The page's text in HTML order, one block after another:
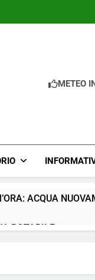
METEO
ACQUA
POTABILE